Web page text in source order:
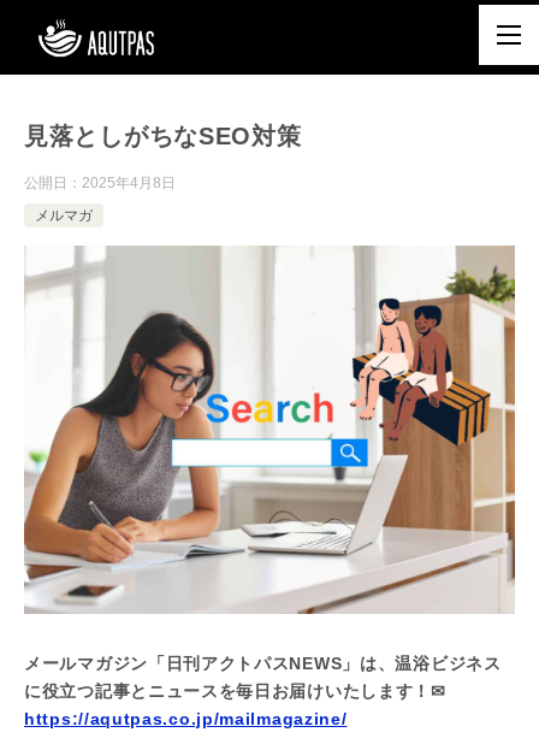
見落としがちなSEO対策
公開日： 2025年4月8日
メルマガ
メールマガジン「日刊アクトパスNEWS」は、温浴ビジネス
に役立つ記事とニュースを毎日お届けいたします！✉
https://aqutpas.co.jp/mailmagazine/